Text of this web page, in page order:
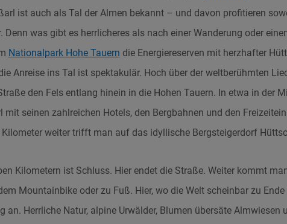
ist auch als Tal der Almen bekannt – und davon profitieren
Denn was gibt es herrlicheres als nach einer Wanderung oder
Nationalpark Hohe Tauern die Energiereserven mit herzhafter
Anreise ins Tal ist spektakulär. Hoch über der weltberühmten
den Fels entlang hinein in die Hohen Tauern. In etwa in der
mit seinen zahlreichen Hotels, den Bergbahnen und den
weiter trifft man auf das idyllische Bergsteigerdorf
Kilometern ist Schluss. Hier endet die Straße. Weiter kommt
Mountainbike oder zu Fuß. Hier, wo die Welt scheinbar zu
an. Herrliche Natur, alpine Urwälder, Blumen übersäte Almwiesen